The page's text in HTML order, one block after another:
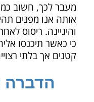
מעבר לכך, חשוב
אותה אנו מפנים
והיגיינה. ריסוס
כי כאשר תיכנסו
קטנים אך בלתי
הדברה